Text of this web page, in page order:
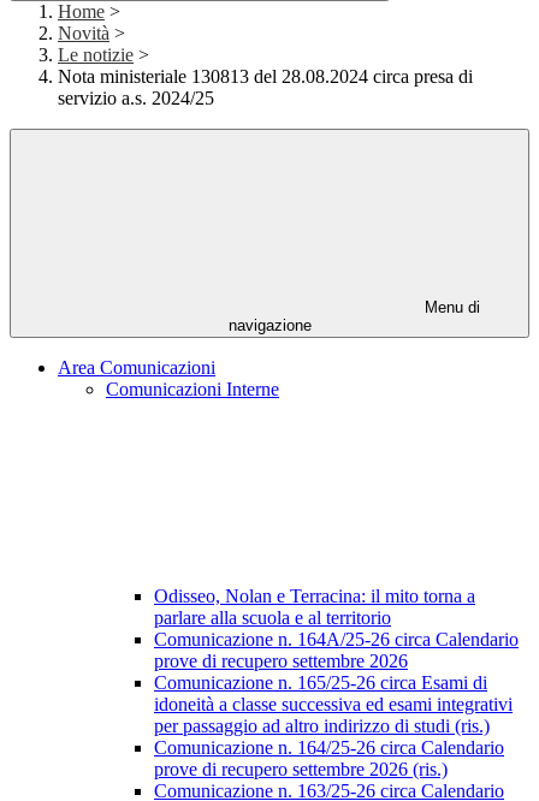
Home >
Novità >
Le notizie >
Nota ministeriale 130813 del 28.08.2024 circa presa di
servizio a.s. 2024/25
Menu di
navigazione
Area Comunicazioni
Comunicazioni Interne
Odisseo, Nolan e Terracina: il mito torna a
parlare alla scuola e al territorio
Comunicazione n. 164A/25-26 circa Calendario
prove di recupero settembre 2026
Comunicazione n. 165/25-26 circa Esami di
idoneità a classe successiva ed esami integrativi
per passaggio ad altro indirizzo di studi (ris.)
Comunicazione n. 164/25-26 circa Calendario
prove di recupero settembre 2026 (ris.)
Comunicazione n. 163/25-26 circa Calendario